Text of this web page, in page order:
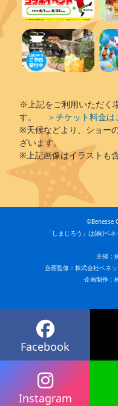
※上記をご利用いただく
す。
＞チケット料金は
※天候などより、ショー
ざいます。
※上記画像はイラストも
©Benesse
「しまじろう」は(株)ベ
主催：株
企画監修：株式会社ベネ
企画制作：
Facebook
Instagram